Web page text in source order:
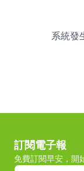
系統發
訂閱電子報
免費訂閱早安，開